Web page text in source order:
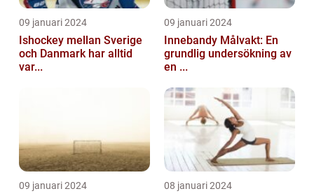
09 januari 2024
Ishockey mellan Sverige
och Danmark har alltid
var...
09 januari 2024
Innebandy Målvakt: En
grundlig undersökning av
en ...
09 januari 2024 08 januari 2024